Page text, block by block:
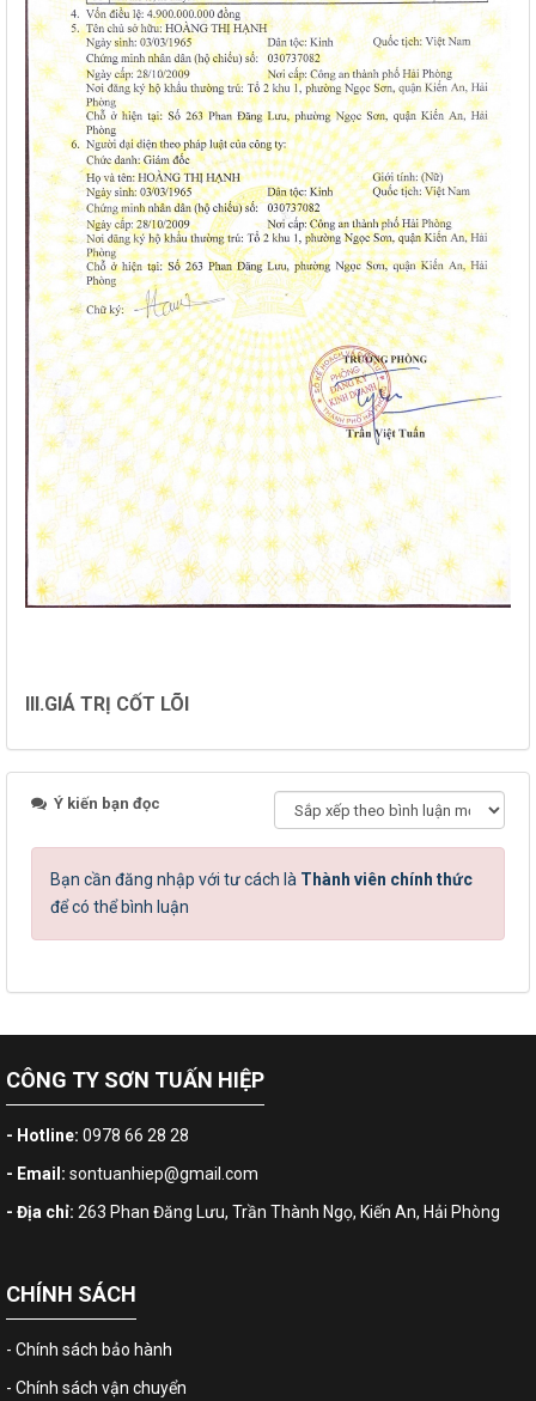
III.GIÁ TRỊ CỐT LÕI
Ý kiến bạn đọc
Bạn cần đăng nhập với tư cách là Thành viên chính thức
để có thể bình luận
CÔNG TY SƠN TUẤN HIỆP
- Hotline: 0978 66 28 28
- Email: sontuanhiep@gmail.com
- Địa chỉ: 263 Phan Đăng Lưu, Trần Thành Ngọ, Kiến An, Hải Phòng
CHÍNH SÁCH
- Chính sách bảo hành
- Chính sách vận chuyển